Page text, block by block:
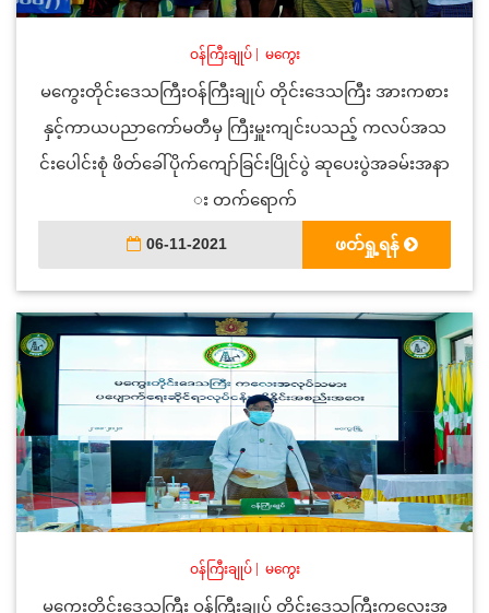
ဝန်ကြီးချုပ်| မကွေး
မကွေးတိုင်းဒေသကြီးဝန်ကြီးချုပ် တိုင်းဒေသကြီး အားကစား
နှင့်ကာယပညာကော်မတီမှ ကြီးမှူးကျင်းပသည့် ကလပ်အသ
င်းပေါင်းစုံ ဖိတ်ခေါ်ပိုက်ကျော်ခြင်းပြိုင်ပွဲ ဆုပေးပွဲအခမ်းအနာ
း တက်ရောက်
06-11-2021 ဖတ်ရှု့ရန်
ဝန်ကြီးချုပ်| မကွေး
မကွေးတိုင်းဒေသကြီး ဝန်ကြီးချုပ် တိုင်းဒေသကြီးကလေးအ